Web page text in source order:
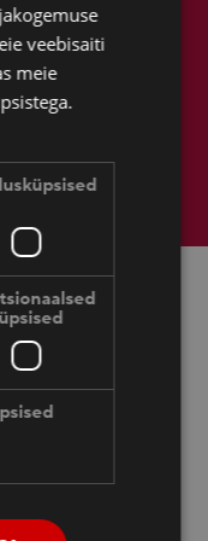
FINNISH
RUSSIAN
veebisaiti
meie